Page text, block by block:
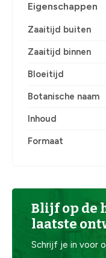
Eigenschappen
Zaaitijd buiten
Zaaitijd binnen
Bloeitijd
Botanische naam
Inhoud
Formaat
Blijf op de
laatste
Schrijf je in voor